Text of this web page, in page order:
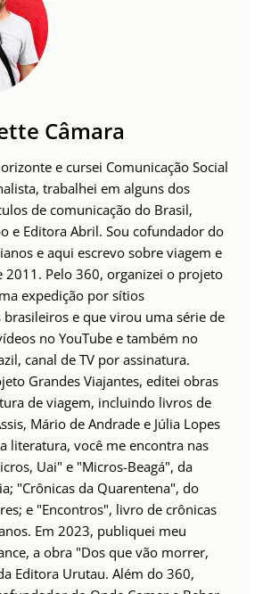
Câmara
e cursei Comunicação Social
trabalhei em alguns dos
de comunicação do Brasil,
e Editora Abril. Sou cofundador do
e aqui escrevo sobre viagem e
2011. Pelo 360, organizei o projeto
expedição por sítios
e que virou uma série de
no YouTube e também no
canal de TV por assinatura.
Grandes Viajantes, editei obras
de viagem, incluindo livros de
Mário de Andrade e Júlia Lopes
literatura, você me encontra nas
Uai" e "Micros-Beagá", da
"Crônicas da Quarentena", do
e "Encontros", livro de crônicas
Em 2023, publiquei meu
a obra "Dos que vão morrer,
Editora Urutau. Além do 360,